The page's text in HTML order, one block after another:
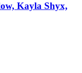
Kayla Shyx,